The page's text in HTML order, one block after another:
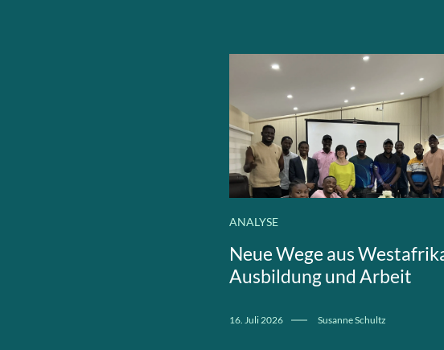
ANALYSE
Neue Wege aus
Ausbildung und Arbeit
16. Juli 2026 Susanne Schultz